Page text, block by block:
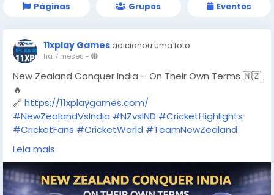
Páginas Grupos Eventos
11xplay Gamesadicionou uma foto
há 7 meses -
New Zealand Conquer India – On Their Own Terms 🇳🇿
🔥
🔗 https://11xplaygames.com/
#NewZealandVsIndia #NZvsIND #CricketHighlights
#CricketFans #CricketWorld #TeamNewZealand
#IndianCricket
#SportsNews
#CricketBetting
Leia mais